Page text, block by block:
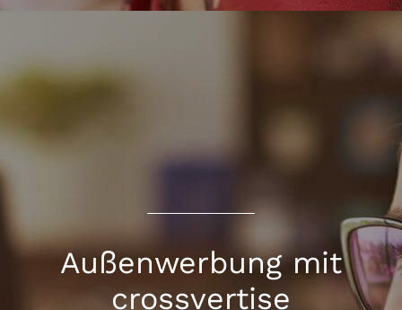
Außenwerbung mit
crossvertise